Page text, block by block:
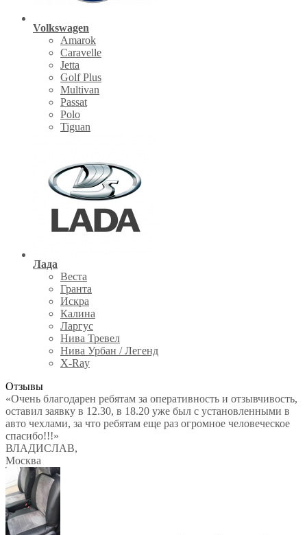
Volkswagen
Amarok
Caravelle
Jetta
Golf Plus
Multivan
Passat
Polo
Tiguan
Лада
Веста
Гранта
Искра
Калина
Ларгус
Нива Тревел
Нива Урбан / Легенд
X-Ray
Отзывы
«Очень благодарен ребятам за оперативность и отзывчивость,
оставил заявку в 12.30, в 18.20 уже был с установленными в
авто чехлами, за что ребятам еще раз огромное человеческое
спасибо!!!»
ВЛАДИСЛАВ,
Москва